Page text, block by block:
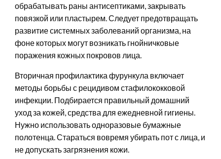
обрабатывать раны антисептиками, закрывать
повязкой или пластырем. Следует предотвращать
развитие системных заболеваний организма, на
фоне которых могут возникать гнойничковые
поражения кожных покровов лица.
Вторичная профилактика фурункула включает
методы борьбы с рецидивом стафилококковой
инфекции. Подбирается правильный домашний
уход за кожей, средства для ежедневной гигиены.
Нужно использовать одноразовые бумажные
полотенца. Стараться вовремя убирать пот с лица, и
не допускать загрязнения кожи.